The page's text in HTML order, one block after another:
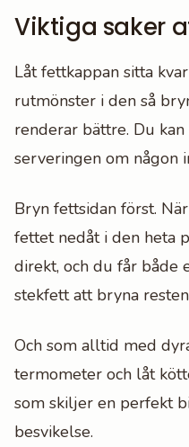
Viktiga saker
Låt fettkappan sitta
rutmönster i den så
renderar bättre. Du
serveringen om någon
Bryn fettsidan först.
fettet nedåt i den heta
direkt, och du får både
stekfett att bryna
Och som alltid med
termometer och låt
som skiljer en perfekt
besvikelse.